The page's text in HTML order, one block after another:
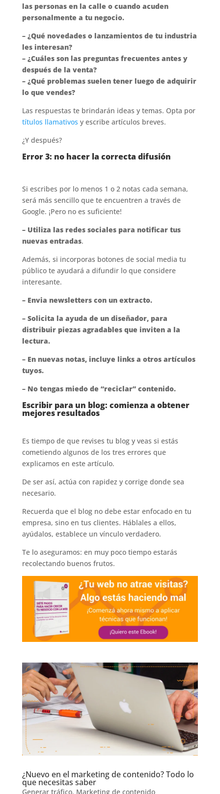
las personas en la calle o cuando acuden
personalmente a tu negocio.
– ¿Qué novedades o lanzamientos de tu industria
les interesan?
– ¿Cuáles son las preguntas frecuentes antes y
después de la venta?
– ¿Qué problemas suelen tener luego de adquirir
lo que vendes?
Las respuestas te brindarán ideas y temas. Opta por
títulos llamativos y escribe artículos breves.
¿Y después?
Error 3: no hacer la correcta difusión
Si escribes por lo menos 1 o 2 notas cada semana,
será más sencillo que te encuentren a través de
Google. ¡Pero no es suficiente!
– Utiliza las redes sociales para notificar tus
nuevas entradas.
Además, si incorporas botones de social media tu
público te ayudará a difundir lo que considere
interesante.
– Envia newsletters con un extracto.
– Solicita la ayuda de un diseñador, para
distribuir piezas agradables que inviten a la
lectura.
– En nuevas notas, incluye links a otros artículos
tuyos.
– No tengas miedo de “reciclar” contenido.
Escribir para un blog: comienza a obtener
mejores resultados
Es tiempo de que revises tu blog y veas si estás
cometiendo algunos de los tres errores que
explicamos en este artículo.
De ser así, actúa con rapidez y corrige donde sea
necesario.
Recuerda que el blog no debe estar enfocado en tu
empresa, sino en tus clientes. Háblales a ellos,
ayúdalos, establece un vínculo verdadero.
Te lo aseguramos: en muy poco tiempo estarás
recolectando buenos frutos.
¿Nuevo en el marketing de contenido? Todo lo
que necesitas saber
Generar tráfico, Marketing de contenido